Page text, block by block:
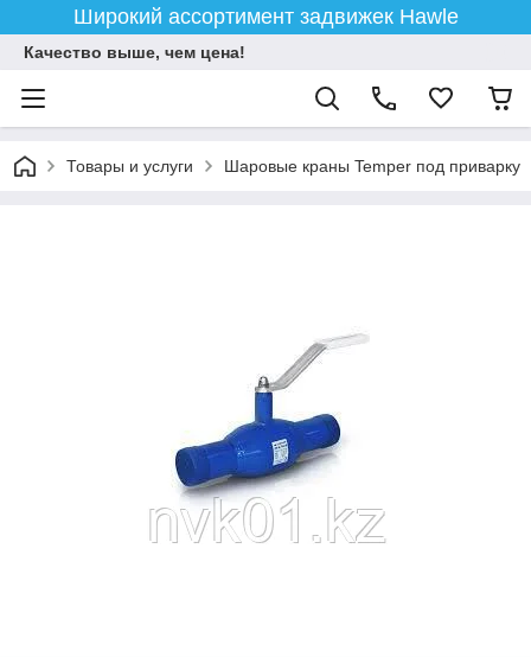
Широкий ассортимент задвижек Hawle
Качество выше, чем цена!
Товары и услуги Шаровые краны Temper под приварку